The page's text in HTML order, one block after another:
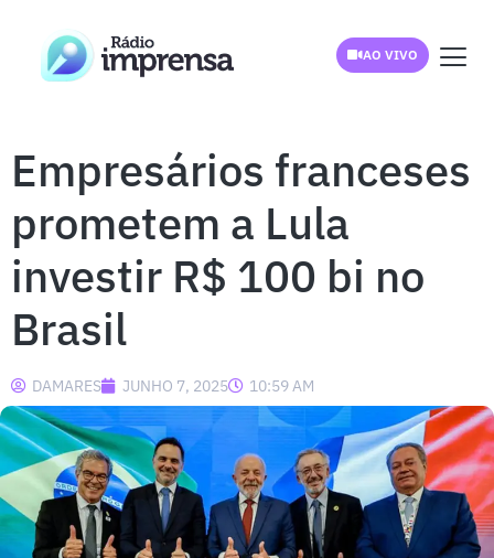
AO VIVO
Empresários franceses
prometem a Lula
investir R$ 100 bi no
Brasil
DAMARES JUNHO 7, 2025 10:59 AM